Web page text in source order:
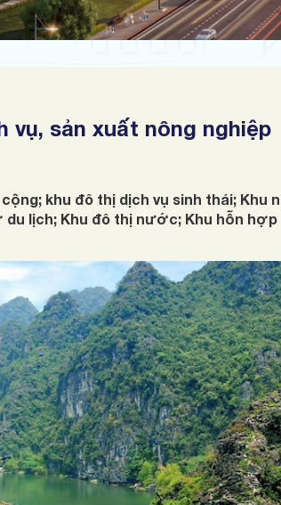
vụ, sản xuất nông nghiệp
khu đô thị dịch vụ sinh thái; Khu
du lịch; Khu đô thị nước; Khu hỗn hợp